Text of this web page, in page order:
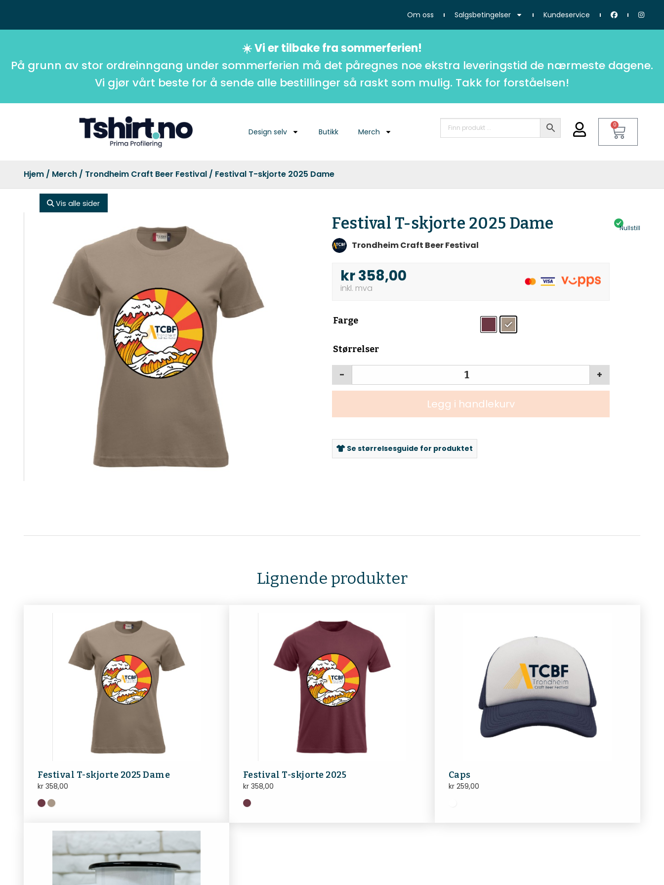
Om oss Salgsbetingelser Kundeservice
☀️ Vi er tilbake fra sommerferien!
På grunn av stor ordreinngang under sommerferien må det påregnes noe ekstra leveringstid de nærmeste dagene.
Vi gjør vårt beste for å sende alle bestillinger så raskt som mulig. Takk for forståelsen!
Design selv Butikk Merch
0
Hjem / Merch / Trondheim Craft Beer Festival / Festival T-skjorte 2025 Dame
Vis alle sider
Festival T-skjorte 2025 Dame
Trondheim Craft Beer Festival
kr358,00
Farge
Størrelser
Nullstill
+
-
Legg i handlekurv
Se størrelsesguide for produktet
Lignende produkter
Festival T-skjorte 2025 Dame
kr 358,00
Festival T-skjorte 2025
kr358,00
Caps
kr259,00